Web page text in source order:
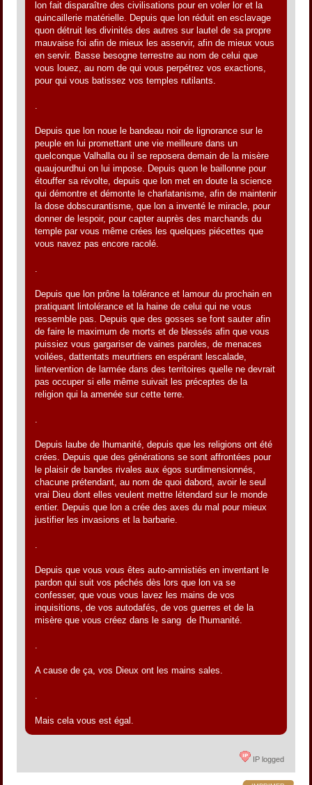
lon fait disparaître des civilisations pour en voler lor et la
quincaillerie matérielle. Depuis que lon réduit en esclavage
quon détruit les divinités des autres sur lautel de sa propre
mauvaise foi afin de mieux les asservir, afin de mieux vous
en servir. Basse besogne terrestre au nom de celui que
vous louez, au nom de qui vous perpétrez vos exactions,
pour qui vous batissez vos temples rutilants.
.
Depuis que lon noue le bandeau noir de lignorance sur le
peuple en lui promettant une vie meilleure dans un
quelconque Valhalla ou il se reposera demain de la misère
quaujourdhui on lui impose. Depuis quon le baillonne pour
étouffer sa révolte, depuis que lon met en doute la science
qui démontre et démonte le charlatanisme, afin de maintenir
la dose dobscurantisme, que lon a inventé le miracle, pour
donner de lespoir, pour capter auprès des marchands du
temple par vous même crées les quelques piécettes que
vous navez pas encore racolé.
.
Depuis que lon prône la tolérance et lamour du prochain en
pratiquant lintolérance et la haine de celui qui ne vous
ressemble pas. Depuis que des gosses se font sauter afin
de faire le maximum de morts et de blessés afin que vous
puissiez vous gargariser de vaines paroles, de menaces
voilées, dattentats meurtriers en espérant lescalade,
lintervention de larmée dans des territoires quelle ne devrait
pas occuper si elle même suivait les préceptes de la
religion qui la amenée sur cette terre.
.
Depuis laube de lhumanité, depuis que les religions ont été
crées. Depuis que des générations se sont affrontées pour
le plaisir de bandes rivales aux égos surdimensionnés,
chacune prétendant, au nom de quoi dabord, avoir le seul
vrai Dieu dont elles veulent mettre létendard sur le monde
entier. Depuis que lon a crée des axes du mal pour mieux
justifier les invasions et la barbarie.
.
Depuis que vous vous êtes auto-amnistiés en inventant le
pardon qui suit vos péchés dès lors que lon va se
confesser, que vous vous lavez les mains de vos
inquisitions, de vos autodafés, de vos guerres et de la
misère que vous créez dans le sang de l'humanité.
.
A cause de ça, vos Dieux ont les mains sales.
.
Mais cela vous est égal.
IP logged